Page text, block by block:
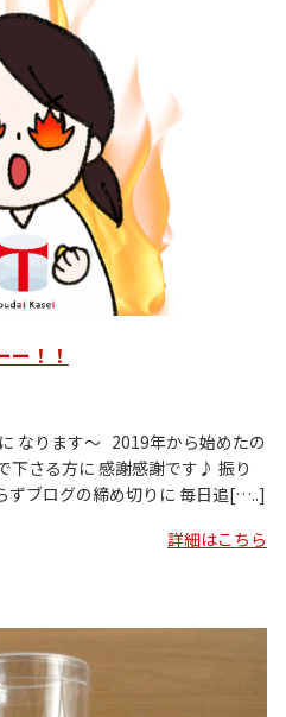
ー！！
なります〜 2019年から始めたの
下さる方に 感謝感謝です♪ 振り
ずブログの締め切りに 毎日追[…..]
詳細はこちら